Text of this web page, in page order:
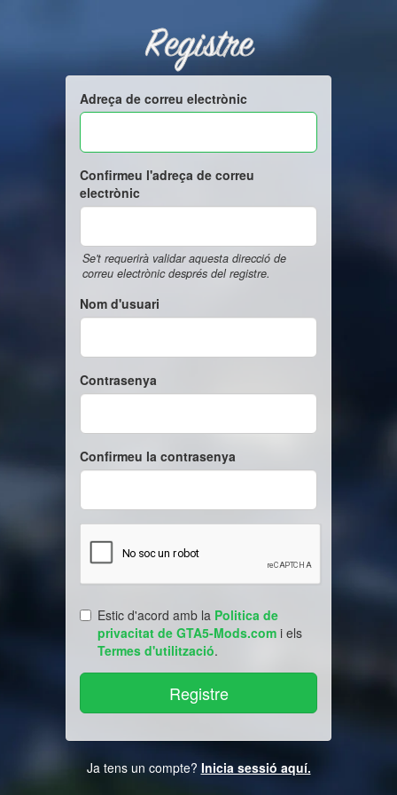
Registre
Adreça de correu electrònic
Confirmeu l'adreça de correu
electrònic
Se't requerirà validar aquesta direcció de
correu electrònic després del registre.
Nom d'usuari
Contrasenya
Confirmeu la contrasenya
Estic d'acord amb la Politica de
privacitat de GTA5-Mods.com i els
Termes d'utilització.
Ja tens un compte? Inicia sessió aquí.